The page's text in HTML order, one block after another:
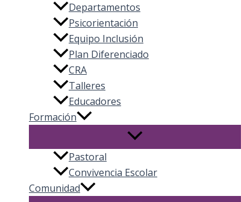
Departamentos
Psicorientación
Equipo Inclusión
Plan Diferenciado
CRA
Talleres
Educadores
Formación
Pastoral
Convivencia Escolar
Comunidad